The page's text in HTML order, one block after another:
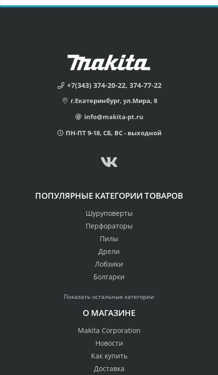
+7(343) 374-20-22, 374-77-22
г.Екатеринбург, ул.Мира, 8
info@makita-pt.ru
ПН-ПТ 9-18, СБ, ВС - выходной
ПОПУЛЯРНЫЕ КАТЕГОРИИ ТОВАРОВ
Шуруповерты
Перфораторы
Пилы
Дрели
Лобзики
Болгарки
Показать остальные категории
О МАГАЗИНЕ
Makita Corporation
Новости
Как купить
Доставка